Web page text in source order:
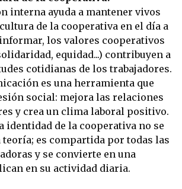
interna ayuda a mantener vivos
de la cooperativa en el día a
los valores cooperativos
equidad...) contribuyen a
cotidianas de los trabajadores.
es una herramienta que
social: mejora las relaciones
y crea un clima laboral positivo.
identidad de la cooperativa no se
es compartida por todas las
y se convierte en una
en su actividad diaria.